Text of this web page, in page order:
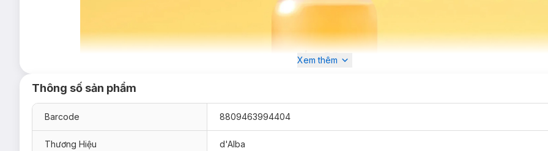
Xem thêm
Thông số sản phẩm
Barcode 8809463994404
Thương Hiệu d'Alba